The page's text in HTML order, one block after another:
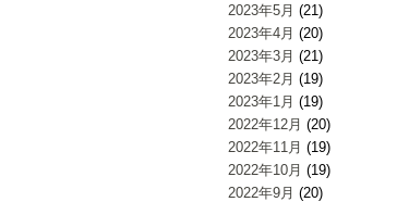
2023年5月 (21)
2023年4月 (20)
2023年3月 (21)
2023年2月 (19)
2023年1月 (19)
2022年12月 (20)
2022年11月 (19)
2022年10月 (19)
2022年9月 (20)